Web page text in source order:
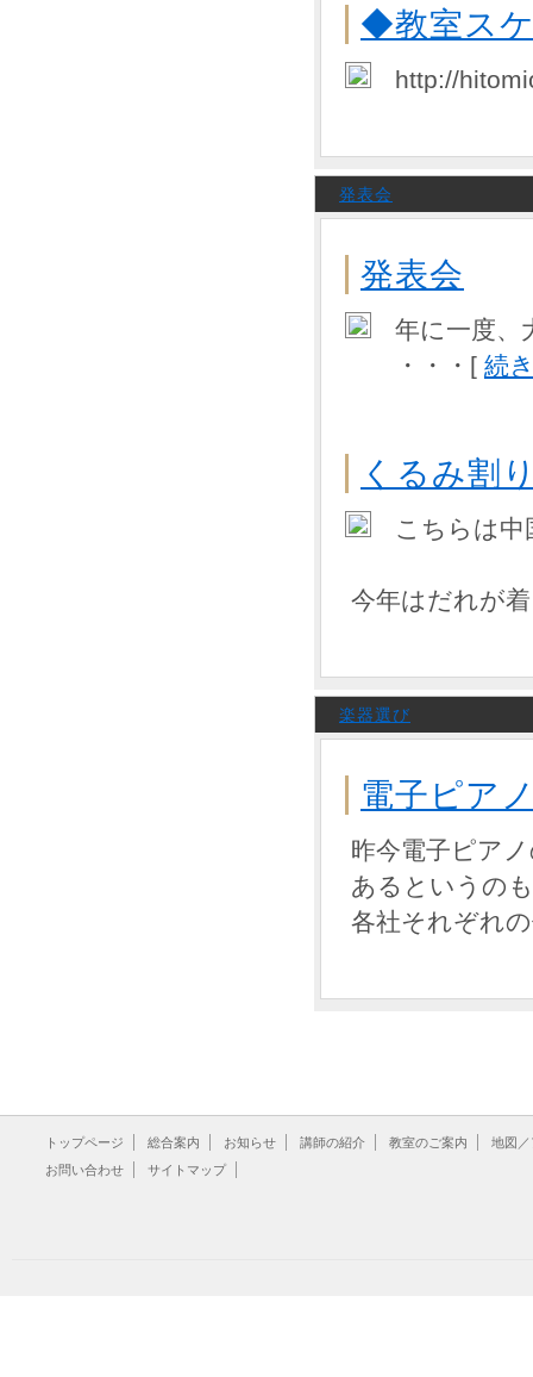
◆教室ス
http://
発表会
発表会
年に一度、
・・・[ 続
くるみ割
こちらは中
今年はだれが
楽器選び
電子ピア
昨今電子ピア
あるというの
各社それぞれ
トップページ 総合案内 お知らせ 講師の紹介 教室のご案内
地図
お問い合わせ
サイトマップ